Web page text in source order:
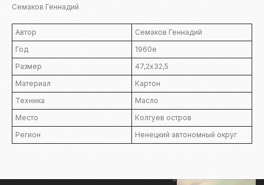
Семаков Геннадий
Автор
Семаков Геннадий
Год
1960е
Размер
47,2х32,5
Материал
Картон
Техника
Масло
Место
Колгуев остров
Регион
Ненецкий автономный округ
Социальные сети
Контакты
info@severmuz.ru
+7 964 291-18-35